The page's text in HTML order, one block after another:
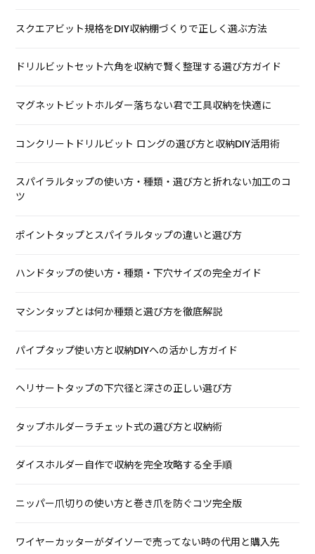
スクエアビット規格をDIY収納棚づくりで正しく選ぶ方法
ドリルビットセット六角を収納で賢く整理する選び方ガイド
マグネットビットホルダー落ちない君で工具収納を快適に
コンクリートドリルビット ロングの選び方と収納DIY活用術
スパイラルタップの使い方・種類・選び方と折れない加工のコ
ツ
ポイントタップとスパイラルタップの違いと選び方
ハンドタップの使い方・種類・下穴サイズの完全ガイド
マシンタップとは何か種類と選び方を徹底解説
パイプタップ使い方と収納DIYへの活かし方ガイド
ヘリサートタップの下穴径と深さの正しい選び方
タップホルダーラチェット式の選び方と収納術
ダイスホルダー自作で収納を完全攻略する全手順
ニッパー爪切りの使い方と巻き爪を防ぐコツ完全版
ワイヤーカッターがダイソーで売ってない時の代用と購入先